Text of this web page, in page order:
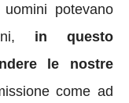
potevano
in questo
le nostre
come ad